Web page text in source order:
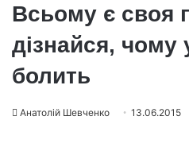
Всьому є своя
дізнайся, чому
болить
Анатолій Шевченко 13.06.2015